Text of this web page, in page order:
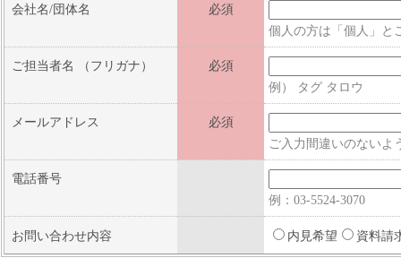
会社名/団体名
必須
個人の方は「個人」と
ご担当者名 （フリガナ）
必須
例） タグ タロウ
メールアドレス
必須
ご入力間違いのないよ
電話番号
例：03-5524-3070
お問い合わせ内容 内見希望 資料請